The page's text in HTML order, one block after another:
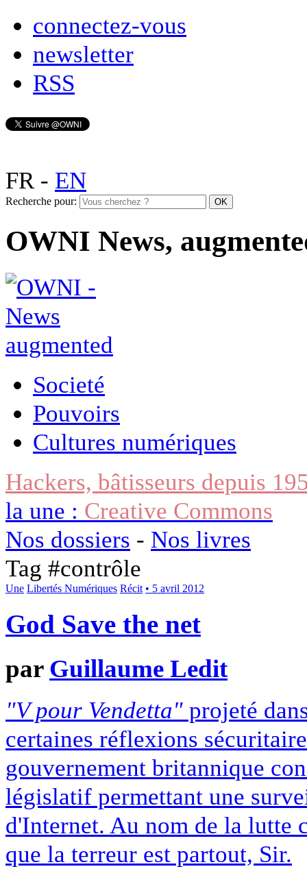
connectez-vous
newsletter
RSS
FR- EN
Recherche pour:
OWNI News,
Societé
Pouvoirs
Cultures numériques
Hackers, bâtisseurs depuis
la une : Creative Commons
Nos dossiers - Nos livres
Tag #contrôle
Une Libertés Numériques Récit • 5 avril 2012
God Save the net
par Guillaume Ledit
"V pour Vendetta" projeté
certaines réflexions
gouvernement britannique
législatif permettant une
d'Internet. Au nom de la lutte
que la terreur est partout, Sir.